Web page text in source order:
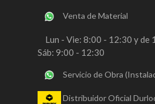
SERVICIOS
Venta de Material
Lun - Vie: 8:00 - 12:30 y de
Sáb: 9:00 - 12:30
Servicio de Obra
Distribuidor Oficial